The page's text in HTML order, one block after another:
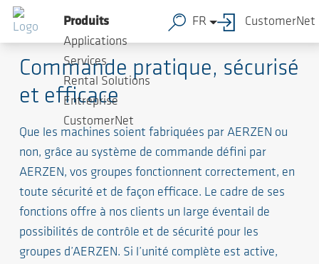
Système de commande
Commande pratique, sécurisé
et efficace
Que les machines soient fabriquées par AERZEN ou
non, grâce au système de commande défini par
AERZEN, vos groupes fonctionnent correctement, en
toute sécurité et de façon efficace. Le cadre de ses
fonctions offre à nos clients un large éventail de
possibilités de contrôle et de sécurité pour les
groupes d’AERZEN. Si l’unité complète est active,
Produits
Applications
Services
Rental Solutions
Entreprise
CustomerNet
FR CustomerNet